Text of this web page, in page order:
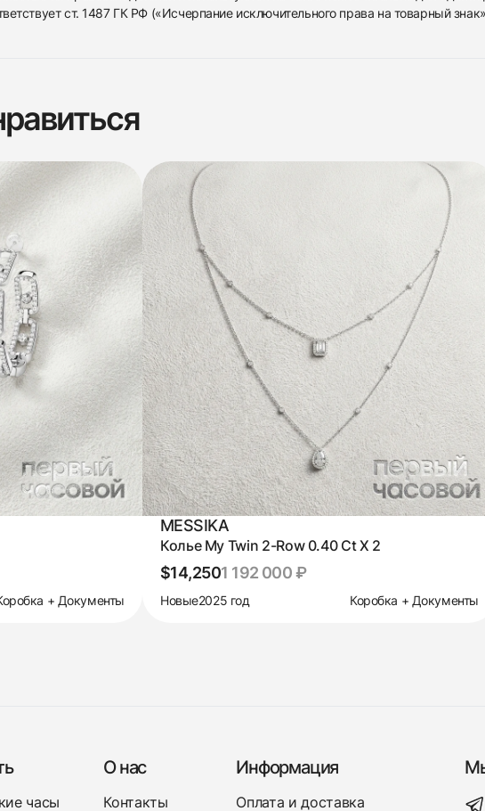
ст. 1487 ГК РФ («Исчерпание исключительного права на товарный
+ Документы
MESSIKA
Колье My Twin 2-Row 0.40 Ct X 2
$14,2501 192 000 ₽
Новые2025 год Коробка + Документы
часы
О нас
Контакты
Информация
Оплата и доставка